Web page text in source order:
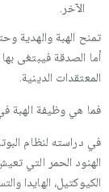
الآخر.
تمنح الهبة والهدية
أما الصدقة فيبتغى
المعتقدات الدينية.
فما هي وظيفة الهبة
في دراسته لنظام
الهنود الحمر التي
الكيوكتيل، الهايدا